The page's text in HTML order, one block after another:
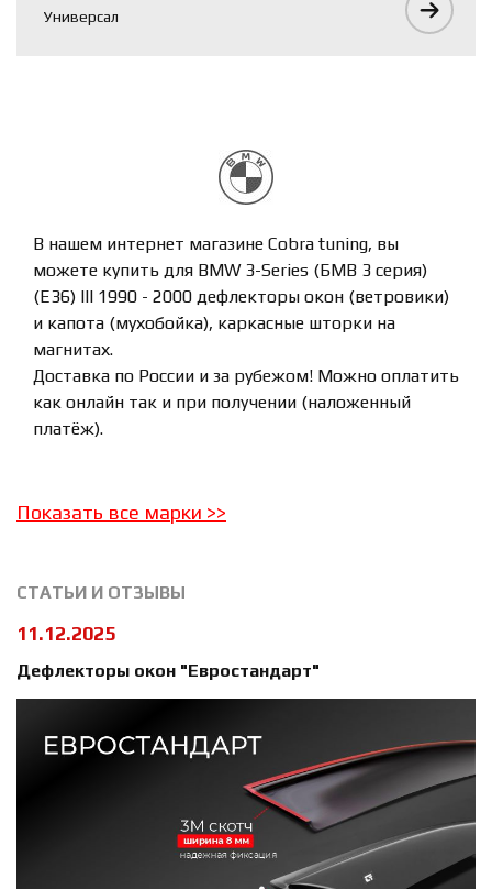
Универсал
В нашем интернет магазине Cobra tuning, вы
можете купить для BMW 3-Series (БМВ 3 серия)
(E36) lll 1990 - 2000 дефлекторы окон (ветровики)
и капота (мухобойка), каркасные шторки на
магнитах.
Доставка по России и за рубежом! Можно оплатить
как онлайн так и при получении (наложенный
платёж).
Показать все марки >>
СТАТЬИ И ОТЗЫВЫ
11.12.2025
Дефлекторы окон "Евростандарт"